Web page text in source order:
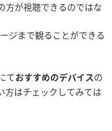
方が視聴できるのではな
ジまで観ることができる
ておすすめのデバイス の
方はチェックしてみては